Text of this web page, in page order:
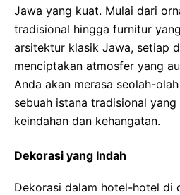
Jawa yang kuat. Mulai dari
tradisional hingga furnitur
arsitektur klasik Jawa, setiap
menciptakan atmosfer yang
Anda akan merasa seolah-
sebuah istana tradisional
keindahan dan kehangatan.
Dekorasi yang Indah
Dekorasi dalam hotel-hotel di